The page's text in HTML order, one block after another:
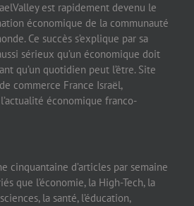
est rapidement devenu le
économique de la communauté
Ce succès s’explique par sa
sérieux qu’un économique doit
qu’un quotidien peut l’être. Site
commerce France Israël,
économique franco-
cinquantaine d’articles par semaine
que l’économie, la High-Tech, la
la santé, l’éducation,